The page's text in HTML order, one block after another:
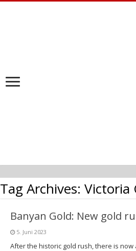
Tag Archives: Victoria
Banyan Gold: New gold
5. Juni 2023
After the historic gold rush, there is now